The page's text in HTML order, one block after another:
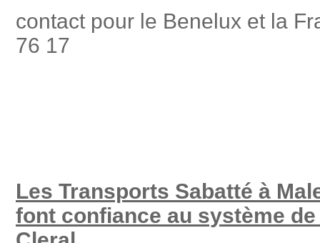
contact pour le Benelux et la
76 17
Les Transports Sabatté à
font confiance au système